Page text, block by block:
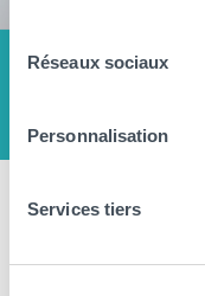
Réseaux sociaux
Personnalisation
Services tiers
Bachelier
laboratoire